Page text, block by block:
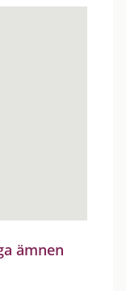
ämnen